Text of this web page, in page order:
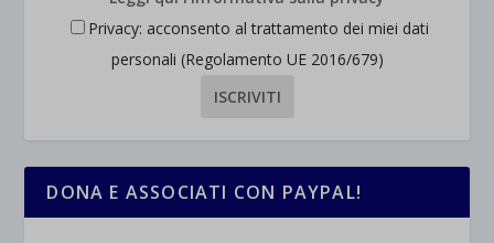
Privacy: acconsento al trattamento dei miei dati
personali (Regolamento UE 2016/679)
DONA E ASSOCIATI CON PAYPAL!